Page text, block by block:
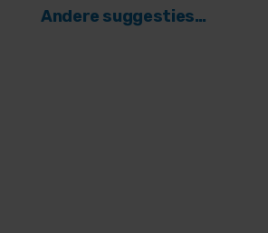
Andere suggesties…